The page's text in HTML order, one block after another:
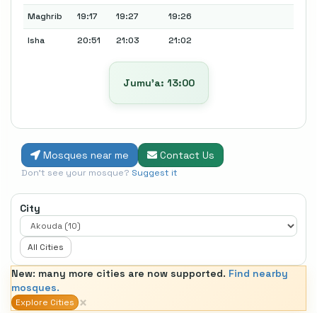
Maghrib 19:17 19:27 19:26
Isha 20:51 21:03 21:02
Jumu’a: 13:00
Mosques near me Contact Us
Don't see your mosque? Suggest it
City
All Cities
New: many more cities are now supported. Find nearby
mosques.
Explore Cities ×